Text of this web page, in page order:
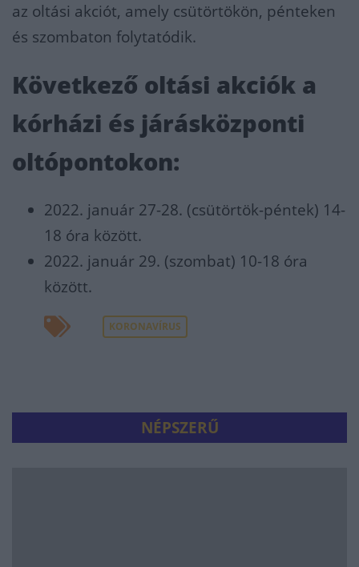
az oltási akciót, amely csütörtökön, pénteken
és szombaton folytatódik.
Következő oltási akciók a
kórházi és járásközponti
oltópontokon:
2022. január 27-28. (csütörtök-péntek) 14-
18 óra között.
2022. január 29. (szombat) 10-18 óra
között.
KORONAVÍRUS
NÉPSZERŰ